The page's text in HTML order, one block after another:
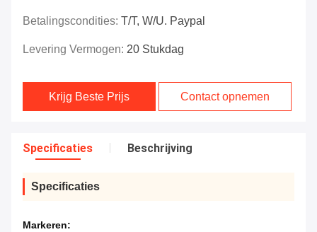
Betalingscondities: T/T, W/U. Paypal
Levering Vermogen: 20 Stukdag
Krijg Beste Prijs Contact opnemen
Specificaties Beschrijving
Specificaties
Markeren: